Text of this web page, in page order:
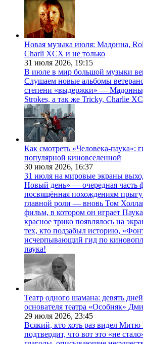
Новая музыка июля: Мадонна,
Charli XCX и не только
31 июля 2026, 19:15
В июле в мир большой музыки
Слушаем новые альбомы
степени «выдержки» —
Strokes, а так же Tricky, Charlie
Как смотреть «Человека-паука»:
популярной киновселенной
30 июля 2026, 16:37
31 июля на мировые экраны
Новый день» — очередная часть
посвящённая похождениям
главной роли — вновь Том
фильм, в котором он играет
красное трико появлялось на
тех, кто подзабыл историю,
исчерпывающий гид по
паука!
Театр одного шамана: девять
основателя театра «Особняк»
29 июля 2026, 23:45
Всякий, кто хоть раз видел Митю
подтвердит, что вот это «не